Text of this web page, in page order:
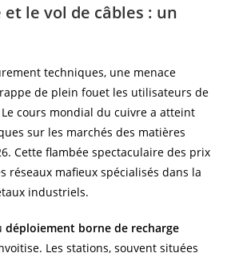
le vol de câbles : un
techniques, une menace
de plein fouet les utilisateurs de
cours mondial du cuivre a atteint
sur les marchés des matières
Cette flambée spectaculaire des prix
réseaux mafieux spécialisés dans la
industriels.
déploiement borne de recharge
Les stations, souvent situées